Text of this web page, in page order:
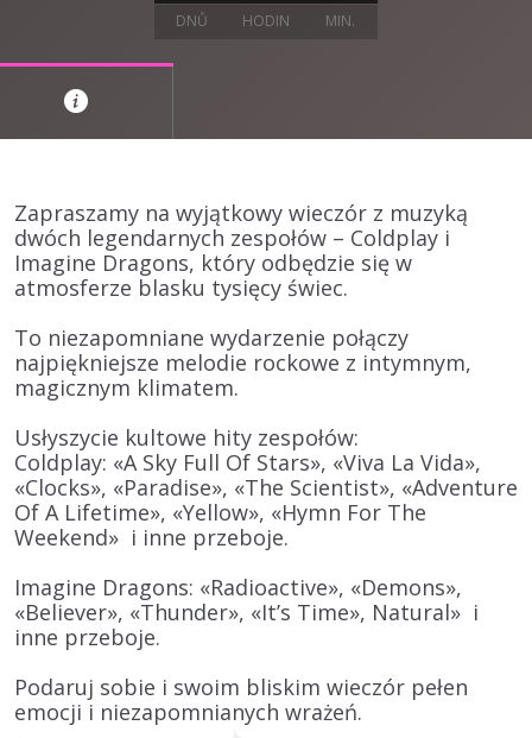
DNŮ HODIN MIN.
Zapraszamy na wyjątkowy wieczór z muzyką
dwóch legendarnych zespołów – Coldplay i
Imagine Dragons, który odbędzie się w
atmosferze blasku tysięcy świec.
To niezapomniane wydarzenie połączy
najpiękniejsze melodie rockowe z intymnym,
magicznym klimatem.
Usłyszycie kultowe hity zespołów:
Coldplay: «A Sky Full Of Stars», «Viva La Vida»,
«Clocks», «Paradise», «The Scientist», «Adventure
Of A Lifetime», «Yellow», «Hymn For The
Weekend» i inne przeboje.
Imagine Dragons: «Radioactive», «Demons»,
«Believer», «Thunder», «It’s Time», Natural» i
inne przeboje.
Podaruj sobie i swoim bliskim wieczór pełen
emocji i niezapomnianych wrażeń.